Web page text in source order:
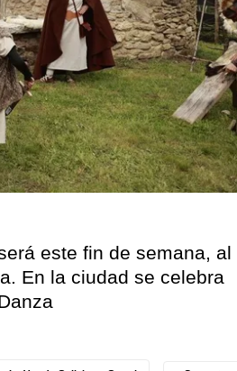
este fin de semana, al
En la ciudad se celebra